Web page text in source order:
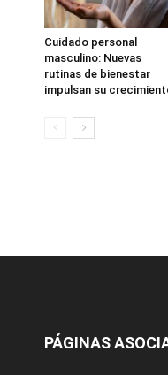
Cuidado personal
masculino: Nuevas
rutinas de bienestar
impulsan su
PÁGINAS